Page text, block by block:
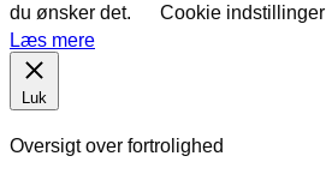
du ønsker det.
Cookie indstillinger
Læs mere
Luk
Oversigt over fortrolighed